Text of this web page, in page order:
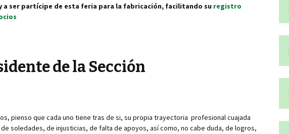
a ser partícipe de esta feria para la fabricación, facilitando su registro
de la Sección
pienso que cada uno tiene tras de si, su propia trayectoria profesional cuajada
soledades, de injusticias, de falta de apoyos, así como, no cabe duda, de logros,